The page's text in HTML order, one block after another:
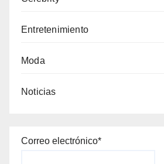
Entretenimiento
Moda
Noticias
Correo electrónico*